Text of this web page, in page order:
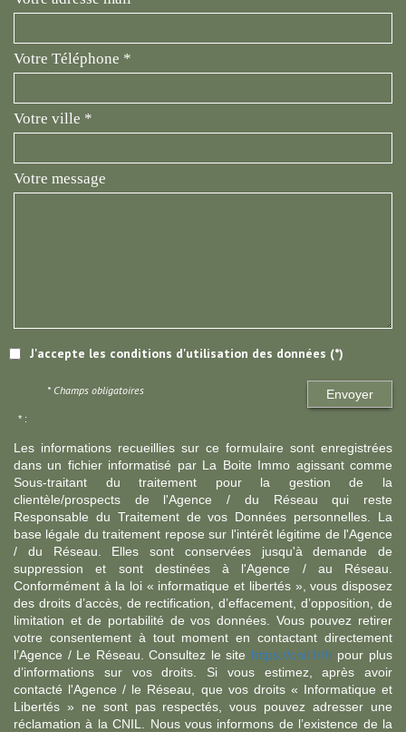
Votre Téléphone *
Votre ville *
Votre message
J'accepte les conditions d'utilisation des données (*)
Envoyer
* Champs obligatoires
* :
Les informations recueillies sur ce formulaire sont enregistrées
dans un fichier informatisé par La Boite Immo agissant comme
Sous-traitant du traitement pour la gestion de la
clientèle/prospects de l'Agence / du Réseau qui reste
Responsable du Traitement de vos Données personnelles. La
base légale du traitement repose sur l'intérêt légitime de l'Agence
/ du Réseau. Elles sont conservées jusqu'à demande de
suppression et sont destinées à l'Agence / au Réseau.
Conformément à la loi « informatique et libertés », vous disposez
des droits d’accès, de rectification, d’effacement, d’opposition, de
limitation et de portabilité de vos données. Vous pouvez retirer
votre consentement à tout moment en contactant directement
l’Agence / Le Réseau. Consultez le site https://cnil.fr/frpour plus
d’informations sur vos droits. Si vous estimez, après avoir
contacté l'Agence / le Réseau, que vos droits « Informatique et
Libertés » ne sont pas respectés, vous pouvez adresser une
réclamation à la CNIL. Nous vous informons de l’existence de la